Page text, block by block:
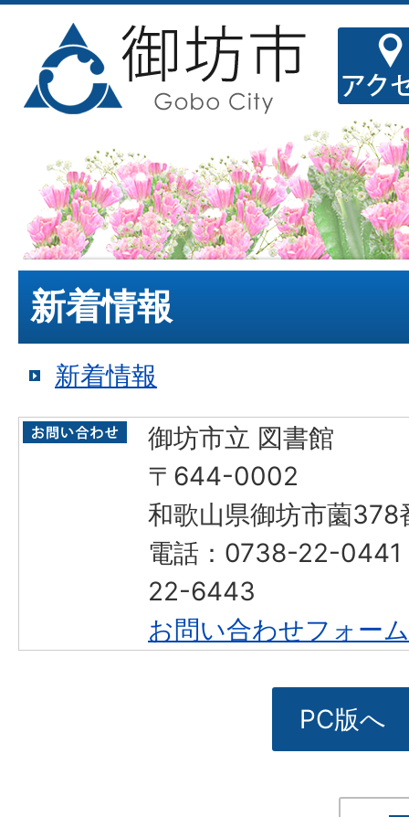
新着情報
新着情報
御坊市立 図書館
〒644-0002
和歌山県御坊市薗378
電話：0738-22-
22-6443
お問い合わせフォーム
PC版へ